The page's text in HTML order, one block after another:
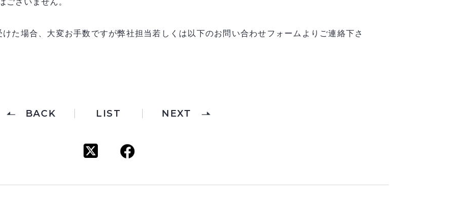
た場合、大変お手数ですが弊社担当若しくは以下のお問い合わせフォームよりご連絡下さ
BACK LIST NEXT